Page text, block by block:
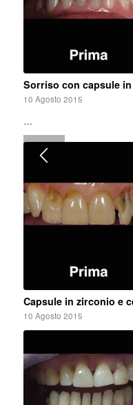
Sorriso con capsule
10 Agosto 2015
…
Capsule in zirconio e
10 Agosto 2015